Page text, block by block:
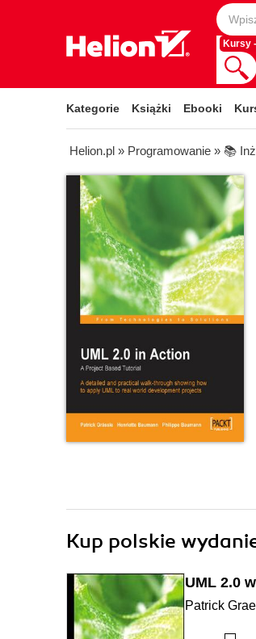
Kursy
Kategorie Książki Ebooki
Helion.pl » Programowanie » 📚
Kup polskie
UML 2.0
Patrick